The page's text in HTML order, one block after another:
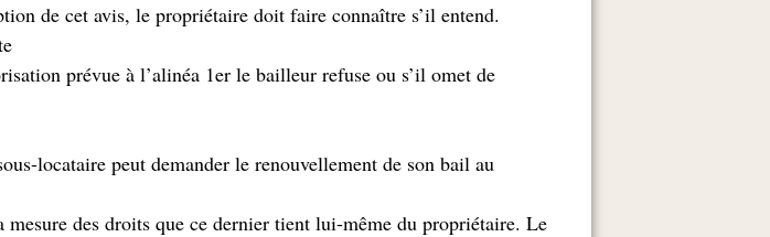
de cet avis, le propriétaire doit faire connaître s’il entend
prévue à l’alinéa 1er le bailleur refuse ou s’il omet de
locataire peut demander le renouvellement de son bail au
mesure des droits que ce dernier tient lui-même du propriétaire. Le